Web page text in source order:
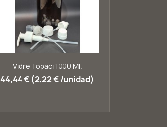
Vista ràpida
Vidre Topaci 1000 Ml.
44,44 € (2,22 € /unidad)